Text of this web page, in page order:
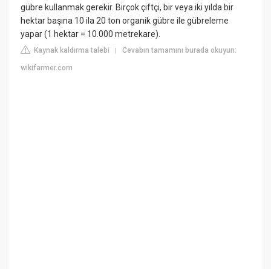
gübre kullanmak gerekir. Birçok çiftçi, bir veya iki yılda bir
hektar başına 10 ila 20 ton organik gübre ile gübreleme
yapar (1 hektar = 10.000 metrekare).
Kaynak kaldırma talebi |Cevabın tamamını burada okuyun:
wikifarmer.com